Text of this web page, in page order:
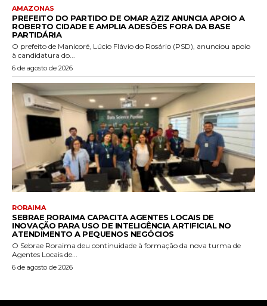
AMAZONAS
PREFEITO DO PARTIDO DE OMAR AZIZ ANUNCIA APOIO A
ROBERTO CIDADE E AMPLIA ADESÕES FORA DA BASE
PARTIDÁRIA
O prefeito de Manicoré, Lúcio Flávio do Rosário (PSD), anunciou apoio
à candidatura do...
6 de agosto de 2026
RORAIMA
SEBRAE RORAIMA CAPACITA AGENTES LOCAIS DE
INOVAÇÃO PARA USO DE INTELIGÊNCIA ARTIFICIAL NO
ATENDIMENTO A PEQUENOS NEGÓCIOS
O Sebrae Roraima deu continuidade à formação da nova turma de
Agentes Locais de...
6 de agosto de 2026